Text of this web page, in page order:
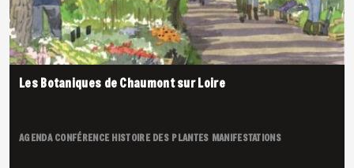
Les Botaniques de Chaumont sur Loire
AGENDACONFÉRENCEHISTOIRE DES PLANTES MANIFESTATIONS